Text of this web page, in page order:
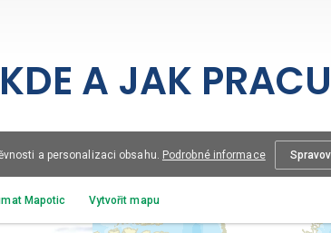
KDE A JAK